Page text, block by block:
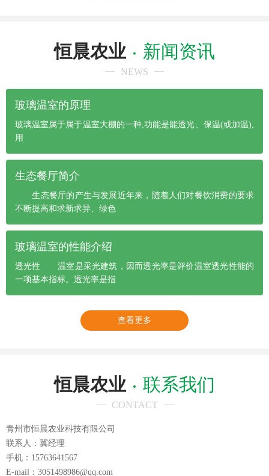
恒晨农业 新闻资讯
NEWS
玻璃温室的原理
玻璃温室属于属于温室大棚的一种,功能是能透光、保温(或加温),
用
生态餐厅简介
生态餐厅的产生与发展近年来，随着人们对餐饮消费的要求
不断提高和求新求异、绿色
玻璃温室的性能介绍
透光性 温室是采光建筑，因而透光率是评价温室透光性能的
一项基本指标。透光率是指
查看更多
恒晨农业 联系我们
CONTACT
青州市恒晨农业科技有限公司
联系人：冀经理
手机：15763641567
E-mail：3051498986@qq.com